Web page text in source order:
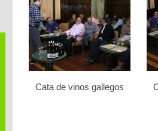
Cata de vinos gallegos